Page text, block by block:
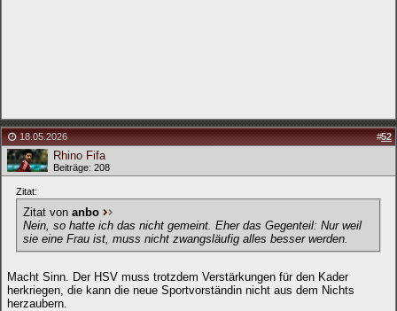
18.05.2026 #52
Rhino Fifa
Beiträge: 208
Zitat:
Zitat von anbo
Nein, so hatte ich das nicht gemeint. Eher das Gegenteil: Nur weil
sie eine Frau ist, muss nicht zwangsläufig alles besser werden.
Macht Sinn. Der HSV muss trotzdem Verstärkungen für den Kader
herkriegen, die kann die neue Sportvorständin nicht aus dem Nichts
herzaubern.